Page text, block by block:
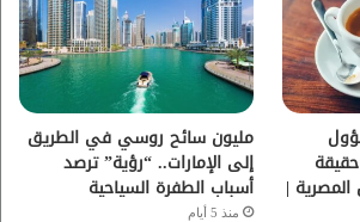
|
مليون سائح روسي في الطريق
إلى الإمارات.. “رؤية” ترصد
أسباب الطفرة السياحية
منذ 5 أيام